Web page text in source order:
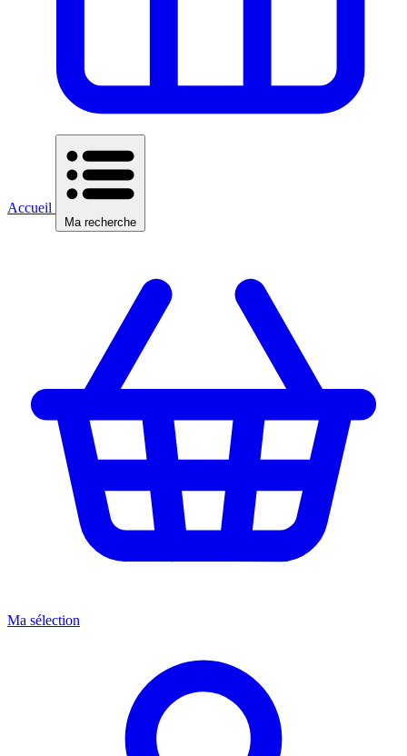
Accueil
Ma recherche
Ma sélection